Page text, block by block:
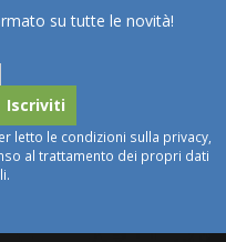
su tutte le novità!
letto le condizioni sulla privacy,
al trattamento dei propri dati